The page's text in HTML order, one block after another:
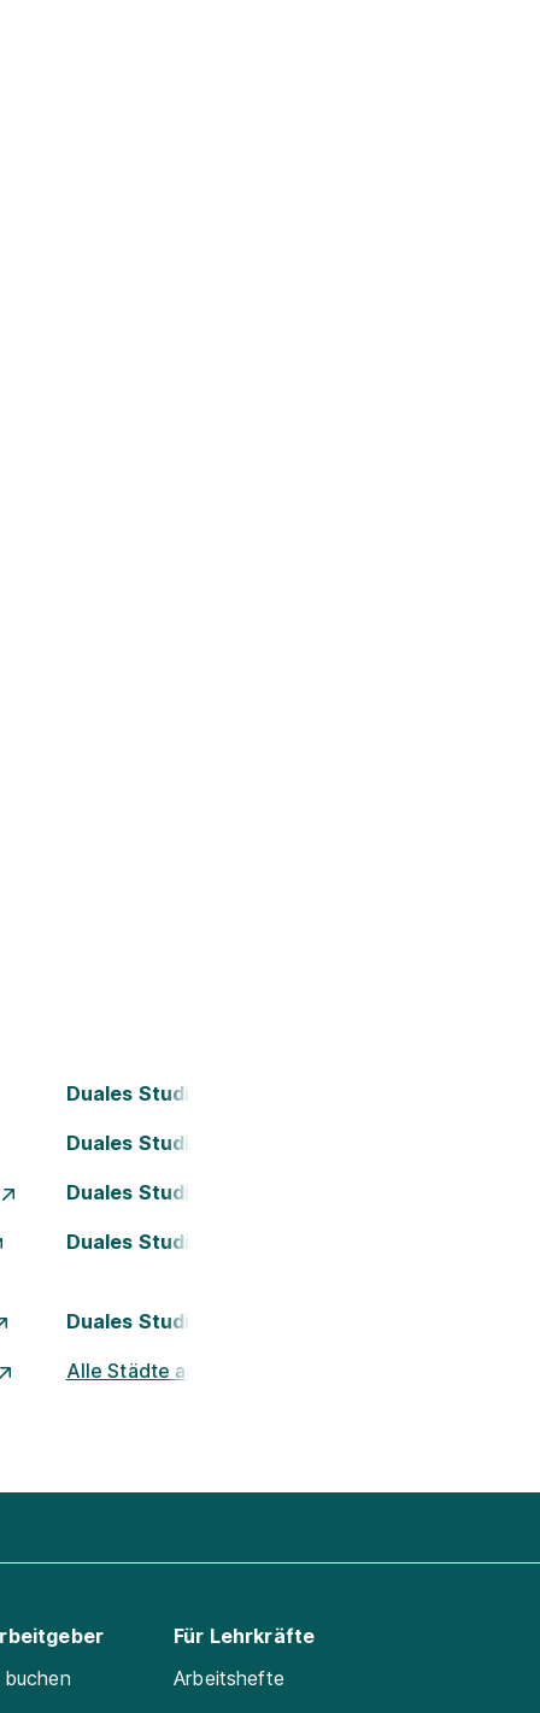
Duales Studium Bielefeld
Duales Studium Darmstadt
Duales Studium Essen
Duales Studium Kassel
Duales Studium München
Alle Städte ansehen
Für Lehrkräfte
Arbeitshefte